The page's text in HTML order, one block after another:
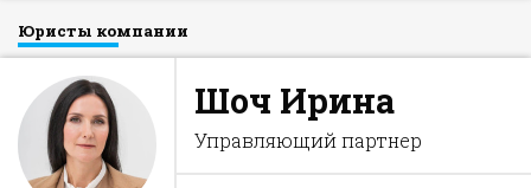
Юристы компании
Шоч Ирина
Управляющий партнер